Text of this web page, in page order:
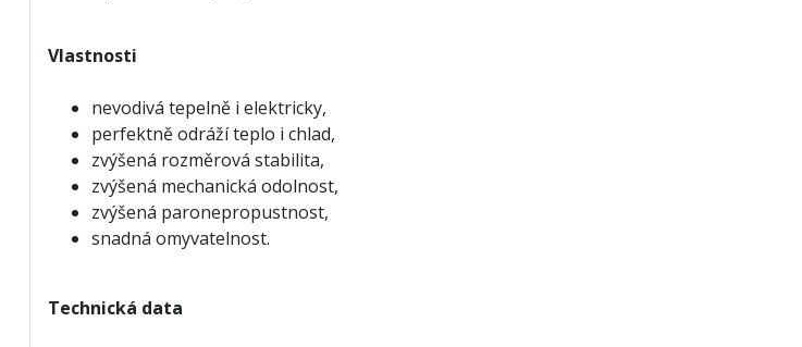
Vlastnosti
nevodivá tepelně i elektricky,
perfektně odráží teplo i chlad,
zvýšená rozměrová stabilita,
zvýšená mechanická odolnost,
zvýšená paronepropustnost,
snadná omyvatelnost.
Technická data